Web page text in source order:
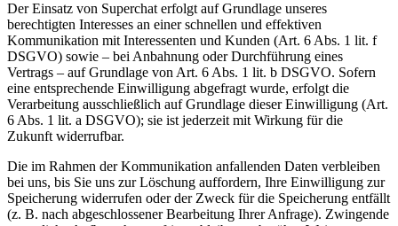
Der Einsatz von Superchat erfolgt auf Grundlage unseres
berechtigten Interesses an einer schnellen und effektiven
Kommunikation mit Interessenten und Kunden (Art. 6 Abs. 1 lit. f
DSGVO) sowie – bei Anbahnung oder Durchführung eines
Vertrags – auf Grundlage von Art. 6 Abs. 1 lit. b DSGVO. Sofern
eine entsprechende Einwilligung abgefragt wurde, erfolgt die
Verarbeitung ausschließlich auf Grundlage dieser Einwilligung (Art.
6 Abs. 1 lit. a DSGVO); sie ist jederzeit mit Wirkung für die
Zukunft widerrufbar.
Die im Rahmen der Kommunikation anfallenden Daten verbleiben
bei uns, bis Sie uns zur Löschung auffordern, Ihre Einwilligung zur
Speicherung widerrufen oder der Zweck für die Speicherung entfällt
(z. B. nach abgeschlossener Bearbeitung Ihrer Anfrage). Zwingende